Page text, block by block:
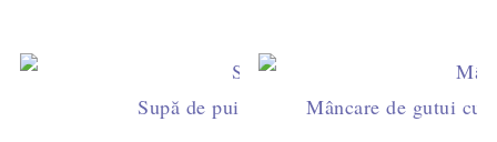
Supă de pui cu găluște de griș - rețeta
Mâncare de gutui cu